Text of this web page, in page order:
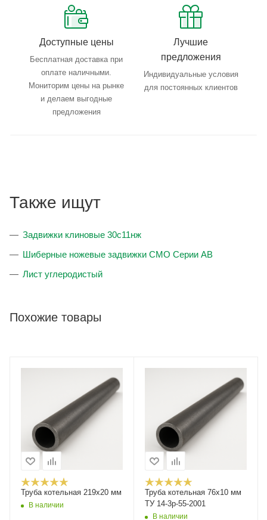
Доступные цены
Бесплатная доставка при
оплате наличными.
Мониторим цены на рынке
и делаем выгодные
предложения
Лучшие
предложения
Индивидуальные условия
для постоянных клиентов
Также ищут
Задвижки клиновые 30с11нж
Шиберные ножевые задвижки CMO Серии AB
Лист углеродистый
Похожие товары
Труба котельная 219x20 мм
В наличии
Труба котельная 76х10 мм
ТУ 14-3р-55-2001
В наличии